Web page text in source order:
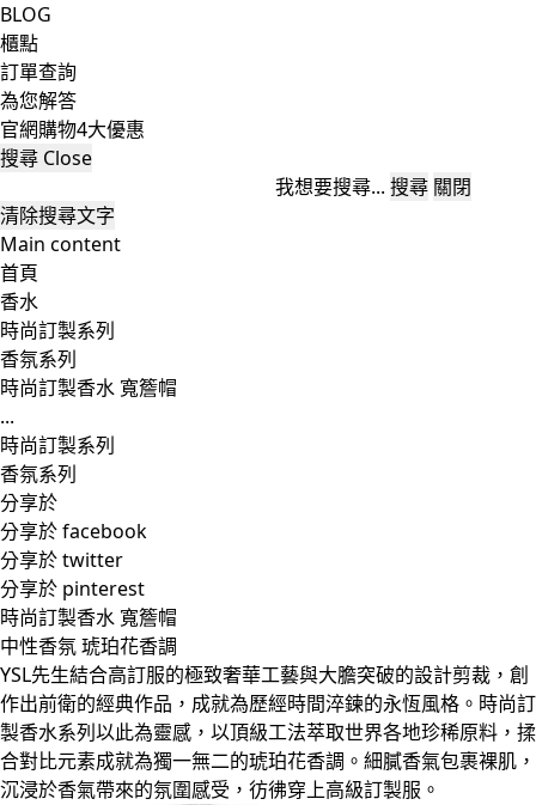
BLOG
櫃點
訂單查詢
為您解答
官網購物4大優惠
搜尋 Close
我想要搜尋... 搜尋 關閉
清除搜尋文字
Main content
首頁
香水
時尚訂製系列
香氛系列
時尚訂製香水 寬簷帽
...
時尚訂製系列
香氛系列
分享於
分享於 facebook
分享於 twitter
分享於 pinterest
時尚訂製香水 寬簷帽
中性香氛 琥珀花香調
YSL先生結合高訂服的極致奢華工藝與大膽突破的設計剪裁，創
作出前衛的經典作品，成就為歷經時間淬鍊的永恆風格。時尚訂
製香水系列以此為靈感，以頂級工法萃取世界各地珍稀原料，揉
合對比元素成就為獨一無二的琥珀花香調。細膩香氣包裹裸肌，
沉浸於香氣帶來的氛圍感受，彷彿穿上高級訂製服。